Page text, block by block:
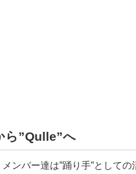
ら”Qulle”へ
ンバー達は”踊り手”として